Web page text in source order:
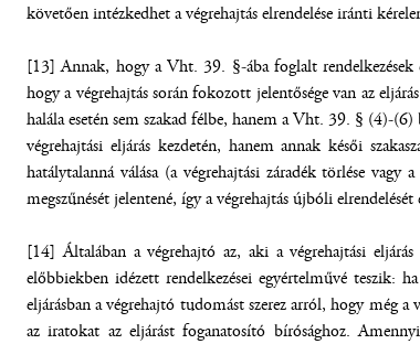
követően intézkedhet a végrehajtás elrendelése iránti
[13] Annak, hogy a Vht. 39. §-ába foglalt rendelkezések
hogy a végrehajtás során fokozott jelentősége van az
halála esetén sem szakad félbe, hanem a Vht. 39. § (4)-
végrehajtási eljárás kezdetén, hanem annak késői
hatálytalanná válása (a végrehajtási záradék törlése vagy
megszűnését jelentené, így a végrehajtás újbóli
[14] Általában a végrehajtó az, aki a végrehajtási
előbbiekben idézett rendelkezései egyértelművé
eljárásban a végrehajtó tudomást szerez arról, hogy még
az iratokat az eljárást foganatosító bírósághoz.